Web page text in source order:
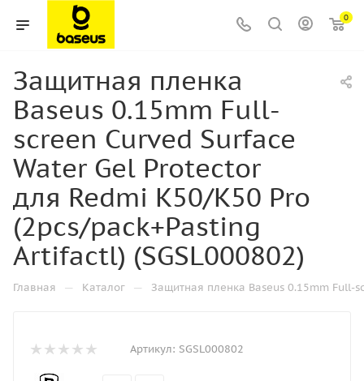
0
Защитная пленка
Baseus 0.15mm Full-
screen Curved Surface
Water Gel Protector
для Redmi K50/K50 Pro
(2pcs/pack+Pasting
Artifactl) (SGSL000802)
Главная — Каталог — Защитная пленка Baseus 0.15mm Full-
Артикул: SGSL000802